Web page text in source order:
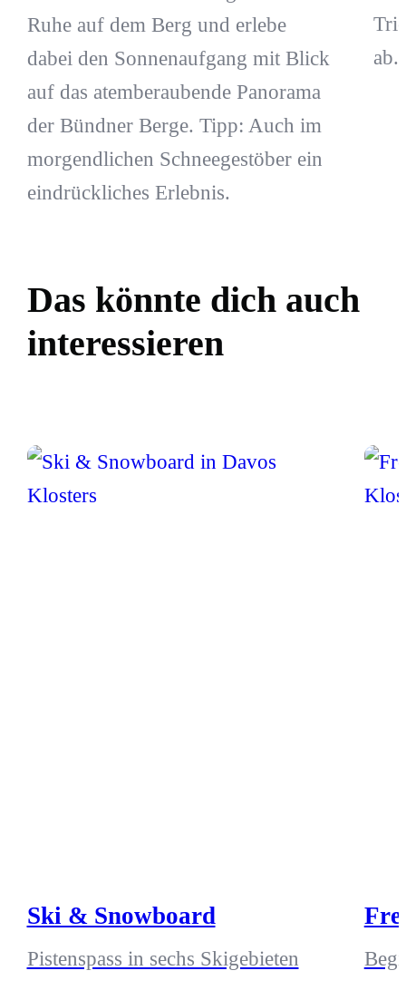
Ruhe auf dem Berg und erlebe
dabei den Sonnenaufgang mit Blick
auf das atemberaubende Panorama
der Bündner Berge. Tipp: Auch im
morgendlichen Schneegestöber ein
eindrückliches Erlebnis.
ab.
Das könnte dich auch
interessieren
Ski & Snowboard
Pistenspass in sechs Skigebieten